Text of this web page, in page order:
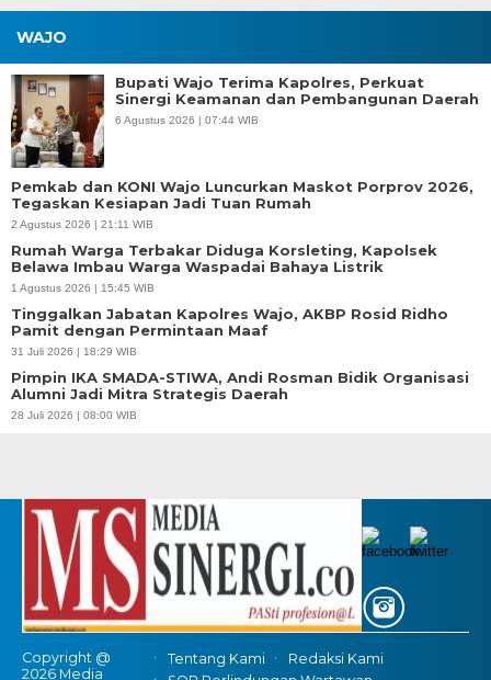
WAJO
Bupati Wajo Terima Kapolres, Perkuat
Sinergi Keamanan dan Pembangunan Daerah
6 Agustus 2026 | 07:44 WIB
Pemkab dan KONI Wajo Luncurkan Maskot Porprov 2026,
Tegaskan Kesiapan Jadi Tuan Rumah
2 Agustus 2026 | 21:11 WIB
Rumah Warga Terbakar Diduga Korsleting, Kapolsek
Belawa Imbau Warga Waspadai Bahaya Listrik
1 Agustus 2026 | 15:45 WIB
Tinggalkan Jabatan Kapolres Wajo, AKBP Rosid Ridho
Pamit dengan Permintaan Maaf
31 Juli 2026 | 18:29 WIB
Pimpin IKA SMADA-STIWA, Andi Rosman Bidik Organisasi
Alumni Jadi Mitra Strategis Daerah
28 Juli 2026 | 08:00 WIB
Copyright @
2026 Media
Tentang Kami
Redaksi Kami